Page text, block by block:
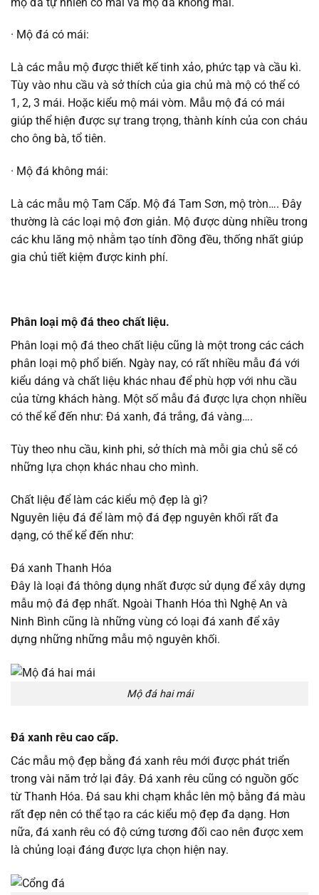
· Mộ đá có mái:
Là các mẫu mộ được thiết kế tinh xảo, phức tạp và cầu kì.
Tùy vào nhu cầu và sở thích của gia chủ mà mộ có thể có
1, 2, 3 mái. Hoặc kiểu mộ mái vòm. Mẫu mộ đá có mái
giúp thể hiện được sự trang trọng, thành kính của con cháu
cho ông bà, tổ tiên.
· Mộ đá không mái:
Là các mẫu mộ Tam Cấp. Mộ đá Tam Sơn, mộ tròn…. Đây
thường là các loại mộ đơn giản. Mộ được dùng nhiều trong
các khu lăng mộ nhằm tạo tính đồng đều, thống nhất giúp
gia chủ tiết kiệm được kinh phí.
Phân loại mộ đá theo chất liệu.
Phân loại mộ đá theo chất liệu cũng là một trong các cách
phân loại mộ phổ biến. Ngày nay, có rất nhiều mẫu đá với
kiểu dáng và chất liệu khác nhau để phù hợp với nhu cầu
của từng khách hàng. Một số mẫu đá được lựa chọn nhiều
có thể kể đến như: Đá xanh, đá trắng, đá vàng….
Tùy theo nhu cầu, kinh phi, sở thích mà mỗi gia chủ sẽ có
những lựa chọn khác nhau cho mình.
Chất liệu để làm các kiểu mộ đẹp là gì?
Nguyên liệu đá để làm mộ đá đẹp nguyên khối rất đa
dạng, có thể kể đến như:
Đá xanh Thanh Hóa
Đây là loại đá thông dụng nhất được sử dụng để xây dựng
mẫu mộ đá đẹp nhất. Ngoài Thanh Hóa thì Nghệ An và
Ninh Bình cũng là những vùng có loại đá xanh để xây
dựng những những mẫu mộ nguyên khối.
Mộ đá hai mái
Đá xanh rêu cao cấp.
Các mẫu mộ đẹp bằng đá xanh rêu mới được phát triển
trong vài năm trở lại đây. Đá xanh rêu cũng có nguồn gốc
từ Thanh Hóa. Đá sau khi chạm khắc lên mộ bằng đá màu
rất đẹp nên có thể tạo ra các kiểu mộ đẹp đa dạng. Hơn
nữa, đá xanh rêu có độ cứng tương đối cao nên được xem
là chủng loại đáng được lựa chọn hiện nay.